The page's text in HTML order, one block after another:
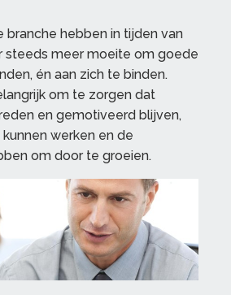
branche hebben in tijden van
steeds meer moeite om goede
én aan zich te binden.
om te zorgen dat
en gemotiveerd blijven,
werken en de
om door te groeien.